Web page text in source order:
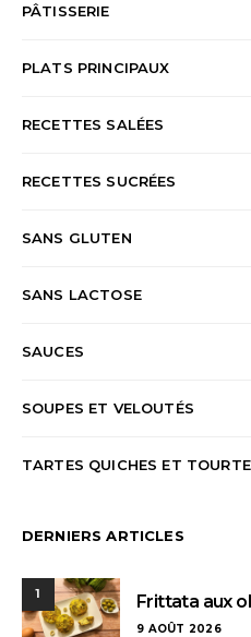
PÂTISSERIE
PLATS PRINCIPAUX
RECETTES SALÉES
RECETTES SUCRÉES
SANS GLUTEN
SANS LACTOSE
SAUCES
SOUPES ET VELOUTÉS
TARTES QUICHES ET
DERNIERS ARTICLES
1 Frittata aux
9 AOÛT 2026